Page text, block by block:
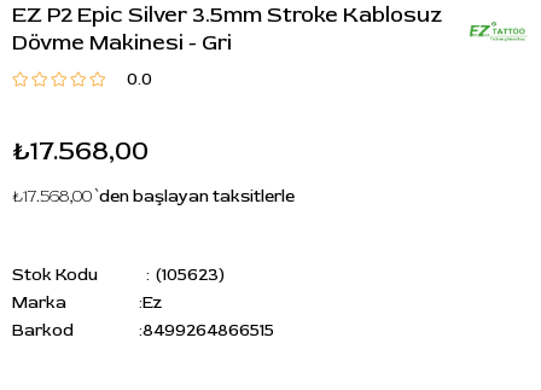
EZ P2 Epic Silver 3.5mm Stroke Kablosuz
Dövme Makinesi - Gri
0.0
₺17.568,00
₺17.568,00`den başlayan taksitlerle
Stok Kodu
(105623)
Marka
:Ez
Barkod
:8499264866515